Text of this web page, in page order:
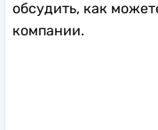
обсудить, как
компании.